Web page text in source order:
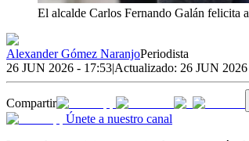
El alcalde Carlos Fernando Galán felicita
Alexander Gómez NaranjoPeriodista
26 JUN 2026 - 17:53|Actualizado: 26 JUN
Compartir
Únete a nuestro canal